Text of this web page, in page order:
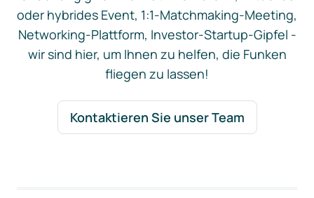
oder hybrides Event, 1:1-Matchmaking-Meeting,
Networking-Plattform, Investor-Startup-Gipfel -
wir sind hier, um Ihnen zu helfen, die Funken
fliegen zu lassen!
Kontaktieren Sie unser Team